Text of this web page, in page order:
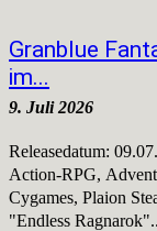
Granblue
im...
9. Juli 2026
Releasedatum:
Action-RPG,
Cygames, Plaion Steam Store Playstation Store Nintendo Store Mit
"Endless